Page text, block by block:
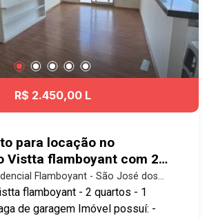
R$ 2.450,00 L
para locação no
Vistta flamboyant com 2
1 banheiro - 60 m² - No
Residencial Flamboyant
Flamboyant - São José dos
flamboyant - 2 quartos - 1
Imóvel possuí: -